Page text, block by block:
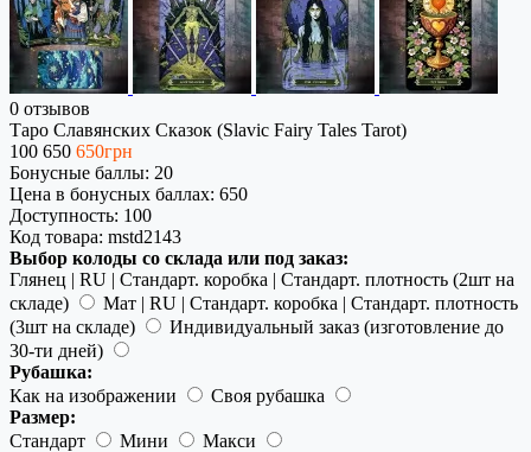
0 отзывов
Таро Славянских Сказок (Slavic Fairy Tales Tarot)
100 650 650грн
Бонусные баллы: 20
Цена в бонусных баллах: 650
Доступность: 100
Код товара: mstd2143
Выбор колоды со склада или под заказ:
Глянец | RU | Стандарт. коробка | Стандарт. плотность (2шт на
складе)
Мат | RU | Стандарт. коробка | Стандарт. плотность
(3шт на складе)
Индивидуальный заказ (изготовление до
30-ти дней)
Рубашка:
Как на изображении
Своя рубашка
Размер:
Стандарт
Мини
Макси